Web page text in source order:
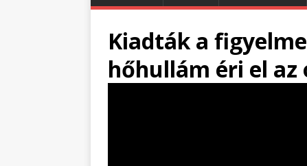
Kiadták a
hőhullám éri el az